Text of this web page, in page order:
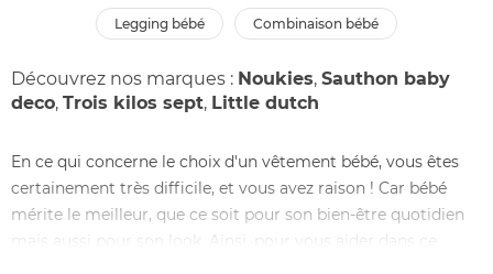
legging bébé combinaison bébé
Découvrez nos marques : Noukies, Sauthon baby
deco, Trois kilos sept, Little dutch
En ce qui concerne le choix d'un vêtement bébé, vous êtes
certainement très difficile, et vous avez raison ! Car bébé
mérite le meilleur, que ce soit pour son bien-être quotidien
mais aussi pour son look. Ainsi, pour vous aider dans ce